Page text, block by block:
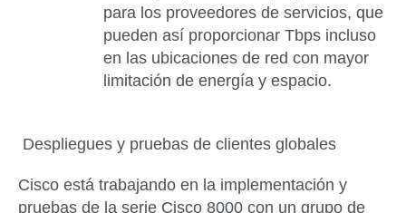
para los proveedores de servicios, que
pueden así proporcionar Tbps incluso
en las ubicaciones de red con mayor
limitación de energía y espacio.
Despliegues y pruebas de clientes globales
Cisco está trabajando en la implementación y
pruebas de la serie Cisco 8000 con un grupo de